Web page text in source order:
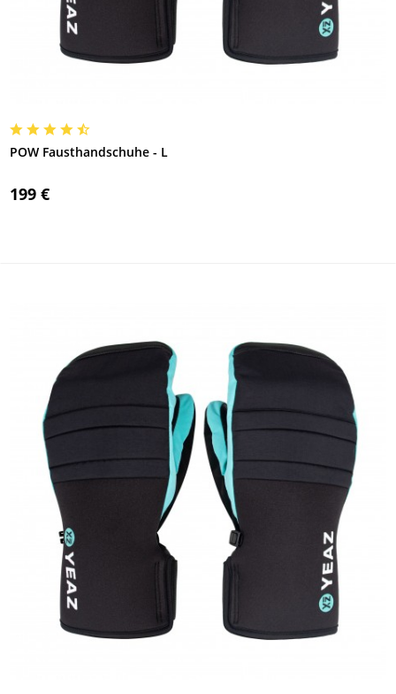
POW Fausthandschuhe - L
199 €